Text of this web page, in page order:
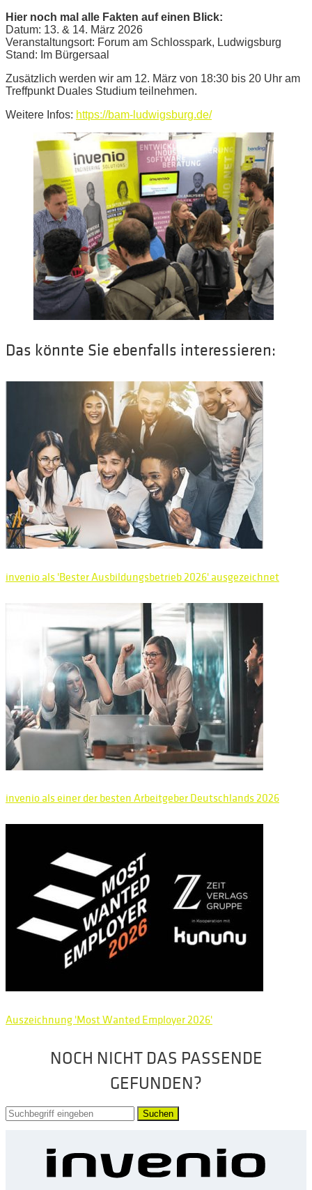
Hier noch mal alle Fakten auf einen Blick:
Datum: 13. & 14. März 2026
Veranstaltungsort: Forum am Schlosspark, Ludwigsburg
Stand: Im Bürgersaal
Zusätzlich werden wir am 12. März von 18:30 bis 20 Uhr am
Treffpunkt Duales Studium teilnehmen.
Weitere Infos: https://bam-ludwigsburg.de/
Das könnte Sie ebenfalls interessieren:
invenio als 'Bester Ausbildungsbetrieb 2026' ausgezeichnet
invenio als einer der besten Arbeitgeber Deutschlands 2026
Auszeichnung 'Most Wanted Employer 2026'
NOCH NICHT DAS PASSENDE
GEFUNDEN?
Suchen